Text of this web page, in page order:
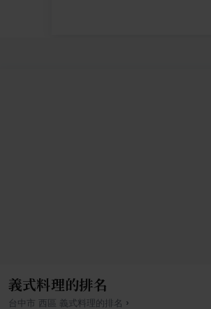
義式料理的排名
台中市 西區 義式料理 的排名 ›